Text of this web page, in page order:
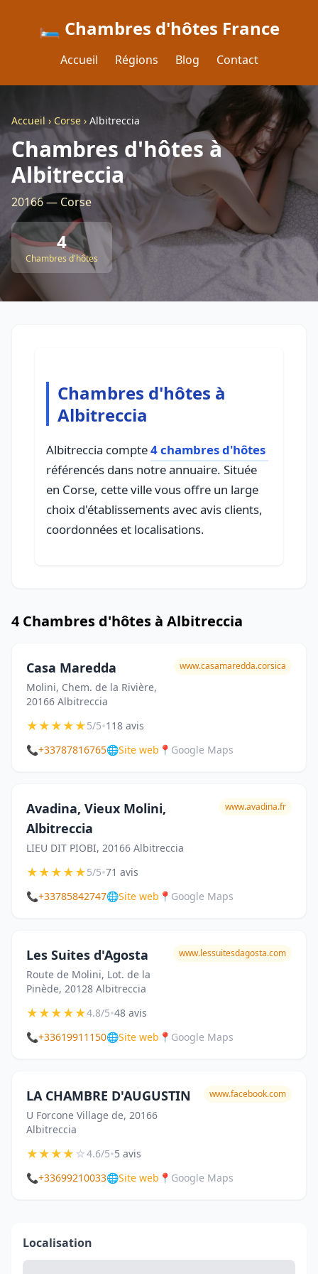
🛏️ Chambres d'hôtes France
Accueil Régions Blog Contact
Accueil › Corse › Albitreccia
Chambres d'hôtes à
Albitreccia
20166 — Corse
4
Chambres d'hôtes
Chambres d'hôtes à
Albitreccia
Albitreccia compte4 chambres d'hôtes
référencés dans notre annuaire. Située
en Corse, cette ville vous offre un large
choix d'établissements avec avis clients,
coordonnées et localisations.
4 Chambres d'hôtes à Albitreccia
Casa Maredda
Molini, Chem. de la Rivière,
20166 Albitreccia
www.casamaredda.corsica
★★★★★5/5•118 avis
📞+33787816765🌐Site web 📍 Google Maps
Avadina, Vieux Molini,
Albitreccia
LIEU DIT PIOBI, 20166 Albitreccia
www.avadina.fr
★★★★★5/5•71 avis
📞+33785842747🌐Site web 📍 Google Maps
Les Suites d'Agosta
Route de Molini, Lot. de la
Pinède, 20128 Albitreccia
www.lessuitesdagosta.com
★★★★★4.8/5•48 avis
📞+33619911150🌐Site web 📍 Google Maps
LA CHAMBRE D'AUGUSTIN
U Forcone Village de, 20166
Albitreccia
www.facebook.com
★★★★☆4.6/5•5 avis
📞+33699210033🌐Site web 📍 Google Maps
Localisation